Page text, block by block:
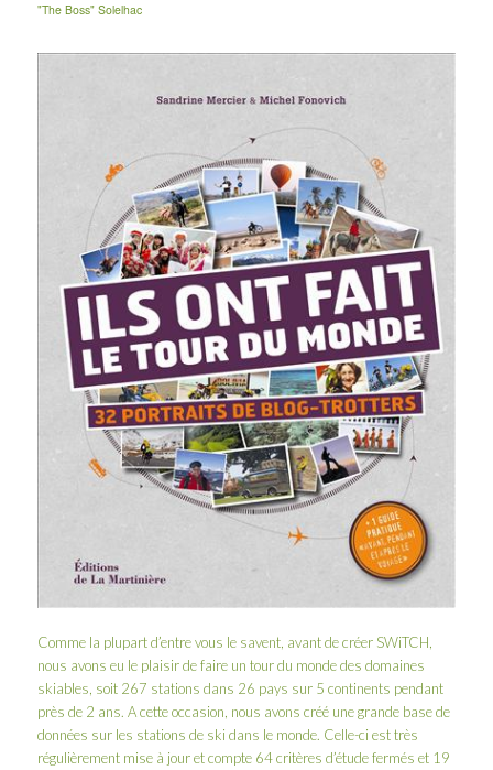
"The Boss" Solelhac
Comme la plupart d’entre vous le savent, avant de créer SWiTCH,
nous avons eu le plaisir de faire un tour du monde des domaines
skiables , soit 267 stations dans 26 pays sur 5 continents pendant
près de 2 ans. A cette occasion, nous avons créé une grande base de
données sur les stations de ski dans le monde. Celle-ci est très
régulièrement mise à jour et compte 64 critères d’étude fermés et 19